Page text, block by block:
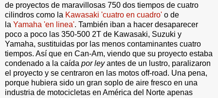
de proyectos de maravillosas 750 dos tiempos de cuatro
cilindros como la Kawasaki 'cuatro en cuadro' o de
la Yamaha 'en linea'. También iban a hacer desaparecer
poco a poco las 350-500 2T de Kawasaki, Suzuki y
Yamaha, sustituidas por las menos contaminantes cuatro
tiempos. Así que en Can-Am, viendo que su proyecto estaba
condenado a la caída por leyantes de un lustro, paralizaron
el proyecto y se centraron en las motos off-road. Una pena,
porque hubiera sido un gran soplo de aire fresco en una
industria de motocicletas en América del Norte apenas